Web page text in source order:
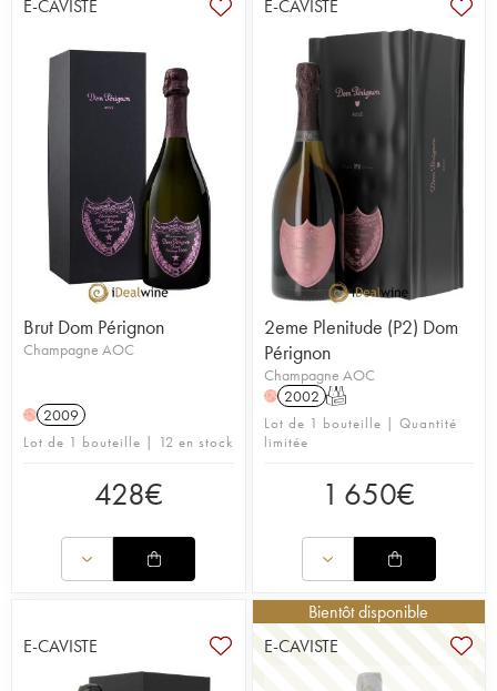
E-CAVISTE
Brut Dom Pérignon
Champagne AOC
H 2009
Lot de 1 bouteille | 12 en stock
428€
E-CAVISTE
2eme Plenitude (P2) Dom
Pérignon
Champagne AOC
H 2002 T
Lot de 1 bouteille | Quantité
limitée
1 650€
E-CAVISTE
Bientôt disponible
E-CAVISTE